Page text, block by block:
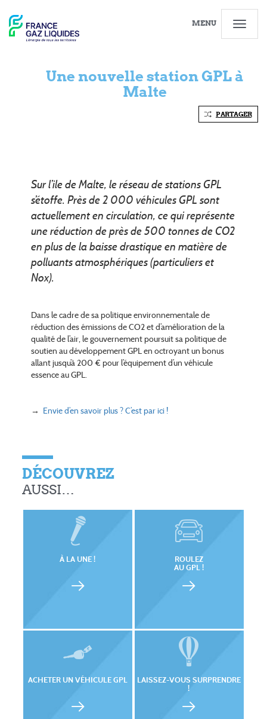
MENU
Une nouvelle station GPL à
Malte
PARTAGER
Sur l’ile de Malte, le réseau de stations GPL
s’étoffe. Près de 2 000 véhicules GPL sont
actuellement en circulation, ce qui représente
une réduction de près de 500 tonnes de CO2
en plus de la baisse drastique en matière de
polluants atmosphériques (particuliers et
Nox).
Dans le cadre de sa politique environnementale de
réduction des émissions de CO2 et d’amélioration de la
qualité de l’air, le gouvernement poursuit sa politique de
soutien au développement GPL en octroyant un bonus
allant jusqu’à 200 € pour l’équipement d’un véhicule
essence au GPL.
→ Envie d’en savoir plus ? C’est par ici !
DÉCOUVREZ
AUSSI…
À LA UNE !
ROULEZ
AU GPL !
ACHETER UN VÉHICULE GPL
LAISSEZ-VOUS SURPRENDRE
!